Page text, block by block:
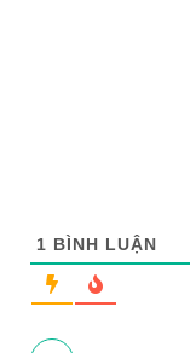
1 BÌNH LUẬN